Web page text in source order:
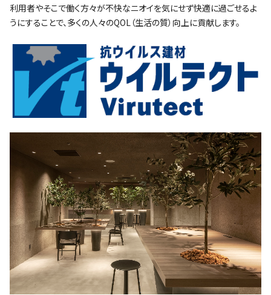
利用者やそこで働く方々が不快なニオイを気にせず快適に過ごせるよ
うにすることで、多くの人々のQOL（生活の質）向上に貢献します。